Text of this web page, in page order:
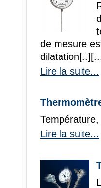
de mesure
Lire la suite...
Température,
Lire la suite...